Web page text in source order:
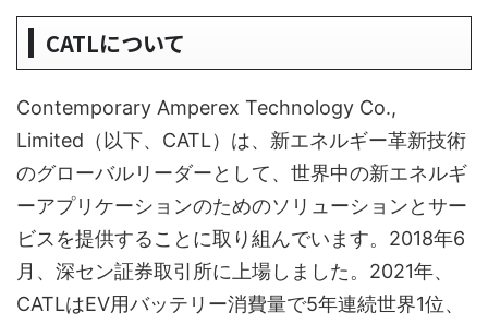
CATLについて
Contemporary Amperex Technology Co.,
Limited（以下、CATL）は、新エネルギー革新技術
のグローバルリーダーとして、世界中の新エネルギ
ーアプリケーションのためのソリューションとサー
ビスを提供することに取り組んでいます。2018年6
月、深セン証券取引所に上場しました。2021年、
CATLはEV用バッテリー消費量で5年連続世界1位、